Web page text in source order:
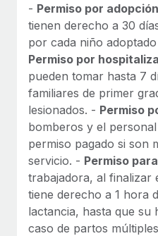
- Permiso por
tienen derecho a 30
por cada niño
Permiso por
pueden tomar hasta 7
familiares de primer
lesionados. - Permiso
bomberos y el
permiso pagado si son
servicio. - Permiso
trabajadora, al finalizar
tiene derecho a 1 hora
lactancia, hasta que su
caso de partos